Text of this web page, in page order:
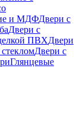
и МДФДвери с
Двери с
ПВХДвери
Двери с
Глянцевые